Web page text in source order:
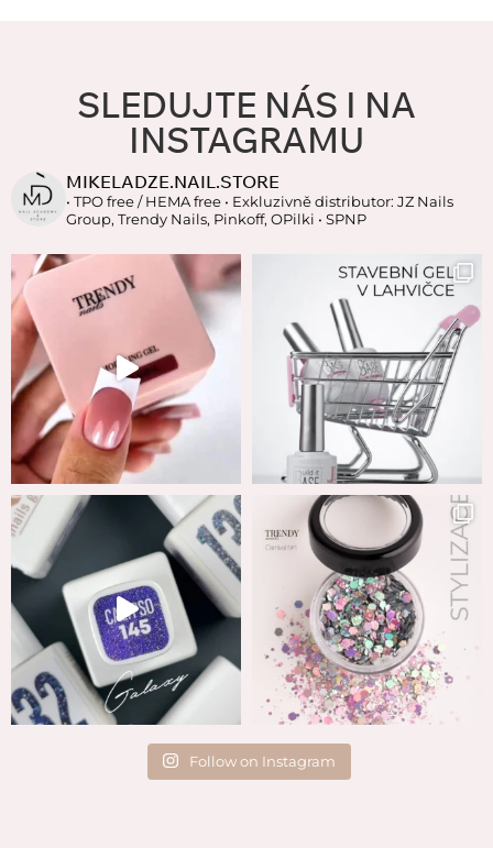
SLEDUJTE NÁS I NA
INSTAGRAMU
MIKELADZE.NAIL.STORE
• TPO free / HEMA free • Exkluzivně distributor: JZ Nails
Group, Trendy Nails, Pinkoff, OPilki • SPNP
Follow on Instagram